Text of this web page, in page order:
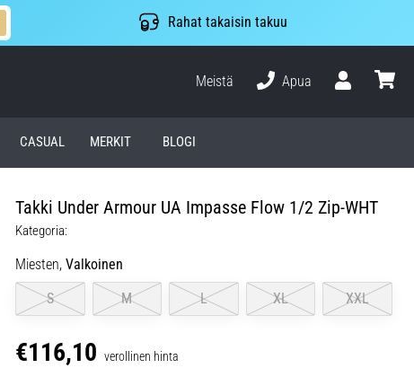
Rahat takaisin takuu
Meistä
Apua
CASUAL MERKIT BLOGI
Takki Under Armour UA Impasse Flow 1/2 Zip-WHT
Kategoria:
Miesten, Valkoinen
S
M L XL XXL
€116,10 verollinen hinta